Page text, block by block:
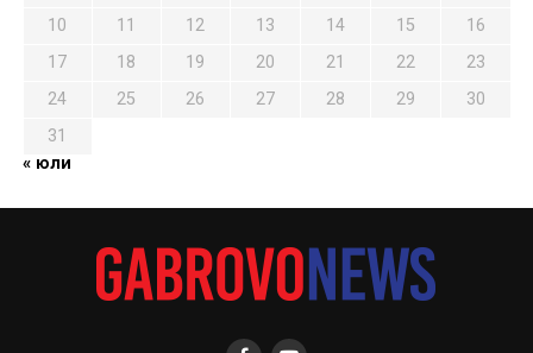
10
11 12 13 14 15
16
17
18 19 20 21 22
23
24
25 26 27 28 29
30
31
« юли